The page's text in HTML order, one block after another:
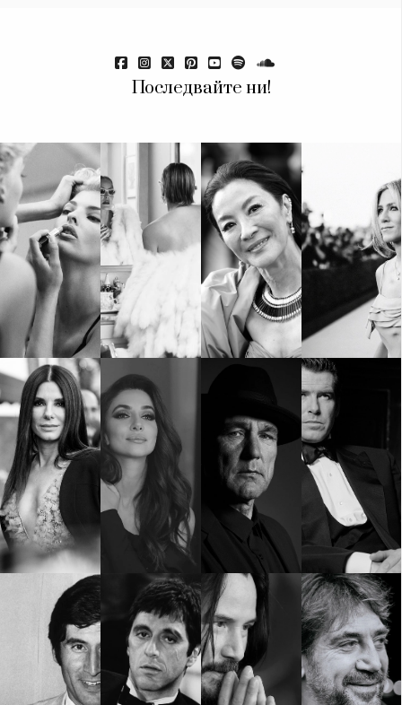
Последвайте ни!
КАТЕГОРИИ
Wine&Dine
Подкасти
Мода
Dialogue
Изкуство
Красота
Цветно
Гурме
Пътувай
Wellness
ЗА НАС
Условия за
ползване
За нас
Реклама
Политика за
поверителност
ModerenDom
СЛЕДВАЙТЕ НИ
Facebook Instagram Twitter
Pinterest
YouTube
Spotify Soundcloud
Ако нашият сайт ви харесва, можете да се абонирате за
седмичния ни нюзлетър тук:
© 2026, HighViewArt | Всички права запазени